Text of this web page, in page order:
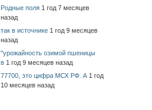
Родные поля 1 год 7 месяцев
назад
так в источнике 1 год 9 месяцев
назад
"урожайность озимой пшеницы
в 1 год 9 месяцев назад
77700, это цифра МСХ РФ. А 1 год
10 месяцев назад